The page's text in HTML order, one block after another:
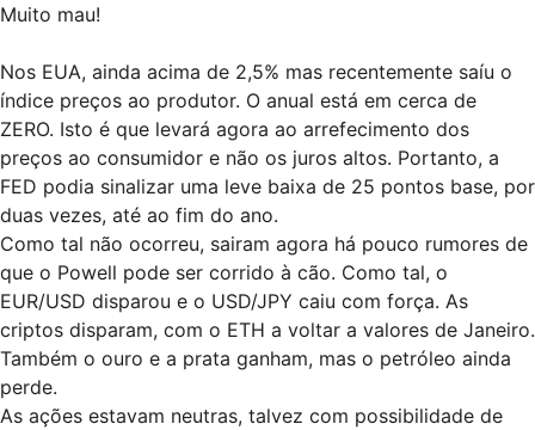
Muito mau!
Nos EUA, ainda acima de 2,5% mas recentemente saíu o
índice preços ao produtor. O anual está em cerca de
ZERO. Isto é que levará agora ao arrefecimento dos
preços ao consumidor e não os juros altos. Portanto, a
FED podia sinalizar uma leve baixa de 25 pontos base, por
duas vezes, até ao fim do ano.
Como tal não ocorreu, sairam agora há pouco rumores de
que o Powell pode ser corrido à cão. Como tal, o
EUR/USD disparou e o USD/JPY caiu com força. As
criptos disparam, com o ETH a voltar a valores de Janeiro.
Também o ouro e a prata ganham, mas o petróleo ainda
perde.
As ações estavam neutras, talvez com possibilidade de